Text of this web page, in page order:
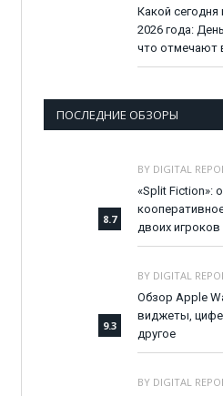
Какой сегодня
2026 года:
что отмечают
ПОСЛЕДНИЕ ОБЗОРЫ
8.7
BY DIGITAL
«Split
двоих игроков
9.3
BY DIGITAL
Обзор Apple
виджеты,
другое
BY DIGITAL